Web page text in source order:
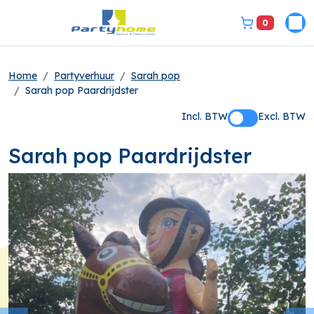
bel ons
0
Home Partyverhuur
Sarah pop
Sarah pop Paardrijdster
Incl. BTW Excl. BTW
Sarah pop Paardrijdster